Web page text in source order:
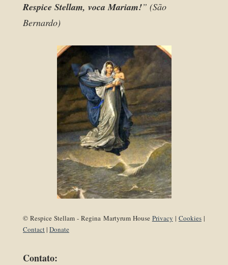
Respice Stellam, voca Mariam!” (São
Bernardo)
© Respice Stellam - Regina Martyrum House Privacy | Cookies|
Contact| Donate
Contato: